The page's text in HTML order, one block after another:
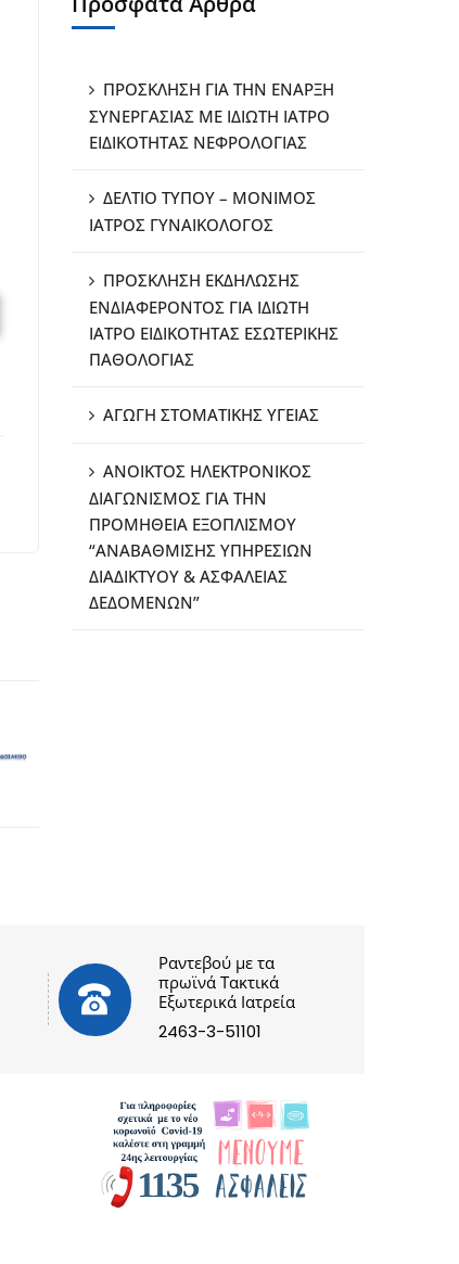
ΠΡΟΣΚΛΗΣΗ ΓΙΑ ΤΗΝ ΕΝΑΡΞΗ
ΣΥΝΕΡΓΑΣΙΑΣ ΜΕ ΙΔΙΩΤΗ ΙΑΤΡΟ
ΕΙΔΙΚΟΤΗΤΑΣ ΝΕΦΡΟΛΟΓΙΑΣ
ΔΕΛΤΙΟ ΤΥΠΟΥ – ΜΟΝΙΜΟΣ
ΙΑΤΡΟΣ ΓΥΝΑΙΚΟΛΟΓΟΣ
ΠΡΟΣΚΛΗΣΗ ΕΚΔΗΛΩΣΗΣ
ΕΝΔΙΑΦΕΡΟΝΤΟΣ ΓΙΑ ΙΔΙΩΤΗ
ΙΑΤΡΟ ΕΙΔΙΚΟΤΗΤΑΣ ΕΣΩΤΕΡΙΚΗΣ
ΠΑΘΟΛΟΓΙΑΣ
ΑΓΩΓΗ ΣΤΟΜΑΤΙΚΗΣ ΥΓΕΙΑΣ
ΑΝΟΙΚΤΟΣ ΗΛΕΚΤΡΟΝΙΚΟΣ
ΔΙΑΓΩΝΙΣΜΟΣ ΓΙΑ ΤΗΝ
ΠΡΟΜΗΘΕΙΑ ΕΞΟΠΛΙΣΜΟΥ
“ΑΝΑΒΑΘΜΙΣΗΣ ΥΠΗΡΕΣΙΩΝ
ΔΙΑΔΙΚΤΥΟΥ & ΑΣΦΑΛΕΙΑΣ
ΔΕΔΟΜΕΝΩΝ”
Ραντεβού με τα
πρωϊνά Τακτικά
Εξωτερικά Ιατρεία
2463-3-51101